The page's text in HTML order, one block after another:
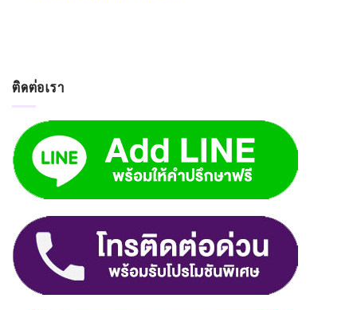
ติดต่อเรา